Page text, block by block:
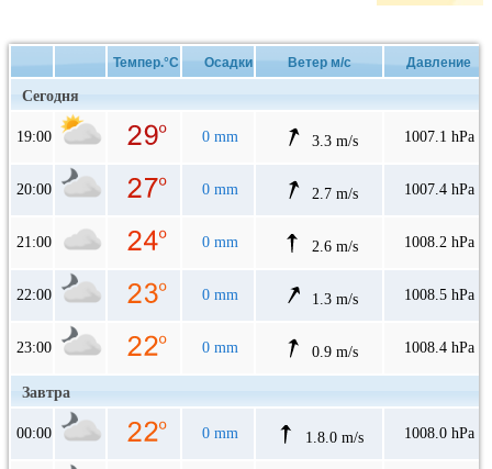
Темпер.°C Осадки Ветер м/с Давление
Сегодня
19:00 0 mm 3.3 m/s 1007.1 hPa
20:00 0 mm 2.7 m/s 1007.4 hPa
21:00 0 mm 2.6 m/s 1008.2 hPa
22:00 0 mm 1.3 m/s 1008.5 hPa
23:00 0 mm 0.9 m/s 1008.4 hPa
Завтра
00:00 0 mm 1.8.0 m/s 1008.0 hPa